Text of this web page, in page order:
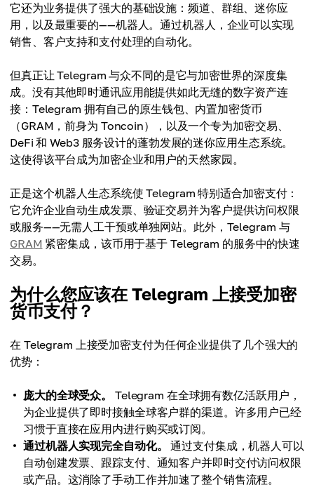
它还为业务提供了强大的基础设施：频道、群组、迷你应
用，以及最重要的——机器人。通过机器人，企业可以实现
销售、客户支持和支付处理的自动化。
但真正让 Telegram 与众不同的是它与加密世界的深度集
成。没有其他即时通讯应用能提供如此无缝的数字资产连
接：Telegram 拥有自己的原生钱包、内置加密货币
（GRAM，前身为 Toncoin），以及一个专为加密交易、
DeFi 和 Web3 服务设计的蓬勃发展的迷你应用生态系统。
这使得该平台成为加密企业和用户的天然家园。
正是这个机器人生态系统使 Telegram 特别适合加密支付：
它允许企业自动生成发票、验证交易并为客户提供访问权限
或服务——无需人工干预或单独网站。此外，Telegram 与
GRAM 紧密集成，该币用于基于 Telegram 的服务中的快速
交易。
为什么您应该在 Telegram 上接受加密
货币支付？
在 Telegram 上接受加密支付为任何企业提供了几个强大的
优势：
庞大的全球受众。
Telegram 在全球拥有数亿活跃用户，
为企业提供了即时接触全球客户群的渠道。许多用户已经
习惯于直接在应用内进行购买或订阅。
通过机器人实现完全自动化。
通过支付集成，机器人可以
自动创建发票、跟踪支付、通知客户并即时交付访问权限
或产品。这消除了手动工作并加速了整个销售流程。